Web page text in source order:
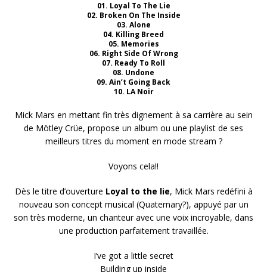
01. Loyal To The Lie
02. Broken On The Inside
03. Alone
04. Killing Breed
05. Memories
06. Right Side Of Wrong
07. Ready To Roll
08. Undone
09. Ain’t Going Back
10. LA Noir
Mick Mars en mettant fin très dignement à sa carrière au sein
de Mötley Crüe, propose un album ou une playlist de ses
meilleurs titres du moment en mode stream ?
Voyons cela!!
Dès le titre d’ouverture Loyal to the lie, Mick Mars redéfini à
nouveau son concept musical (Quaternary?), appuyé par un
son très moderne, un chanteur avec une voix incroyable, dans
une production parfaitement travaillée.
I’ve got a little secret
Building up inside